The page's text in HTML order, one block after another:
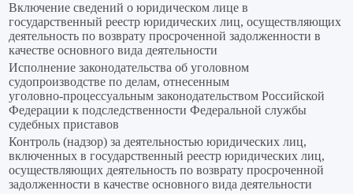
Включение сведений о юридическом лице в
государственный реестр юридических лиц, осуществляющих
деятельность по возврату просроченной задолженности в
качестве основного вида деятельности
Исполнение законодательства об уголовном
судопроизводстве по делам, отнесенным
уголовно‑процессуальным законодательством Российской
Федерации к подследственности Федеральной службы
судебных приставов
Контроль (надзор) за деятельностью юридических лиц,
включенных в государственный реестр юридических лиц,
осуществляющих деятельность по возврату просроченной
задолженности в качестве основного вида деятельности